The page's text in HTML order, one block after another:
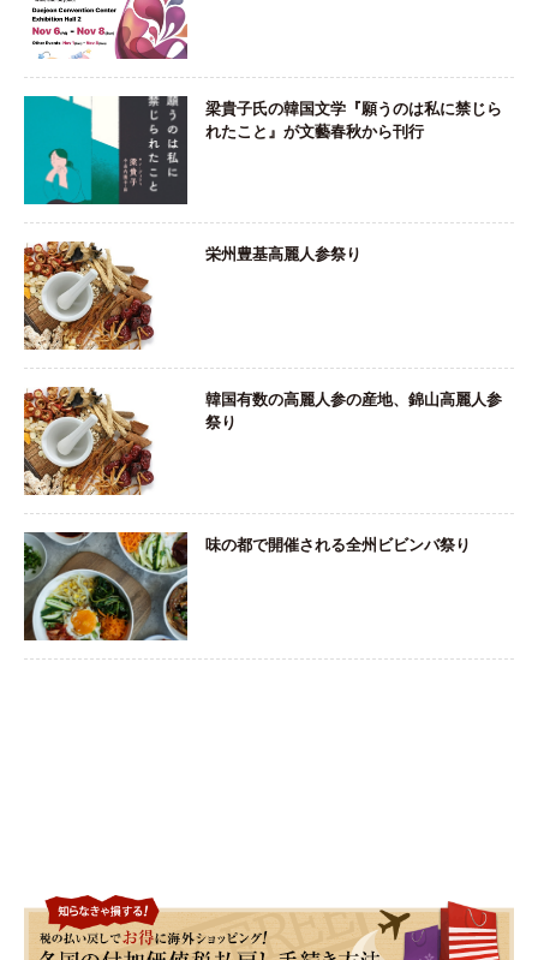
梁貴子氏の韓国文学『願うのは私に禁じら
れたこと』が文藝春秋から刊行
栄州豊基高麗人参祭り
韓国有数の高麗人参の産地、錦山高麗人参
祭り
味の都で開催される全州ビビンバ祭り